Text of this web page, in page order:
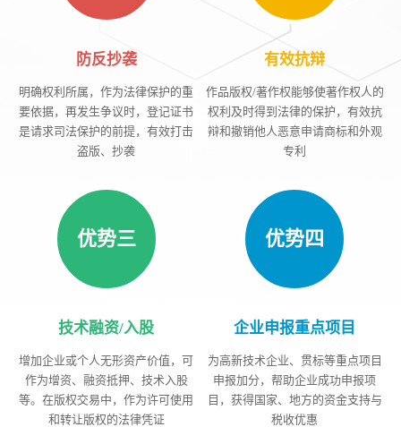
防反抄袭
明确权利所属，作为法律保护的重
要依据，再发生争议时，登记证书
是请求司法保护的前提，有效打击
盗版、抄袭
有效抗辩
作品版权/著作权能够使著作权人的
权利及时得到法律的保护，有效抗
辩和撤销他人恶意申请商标和外观
专利
优势三
技术融资/入股
增加企业或个人无形资产价值，可
作为增资、融资抵押、技术入股
等。在版权交易中，作为许可使用
和转让版权的法律凭证
优势四
企业申报重点项目
为高新技术企业、贯标等重点项目
申报加分，帮助企业成功申报项
目，获得国家、地方的资金支持与
税收优惠